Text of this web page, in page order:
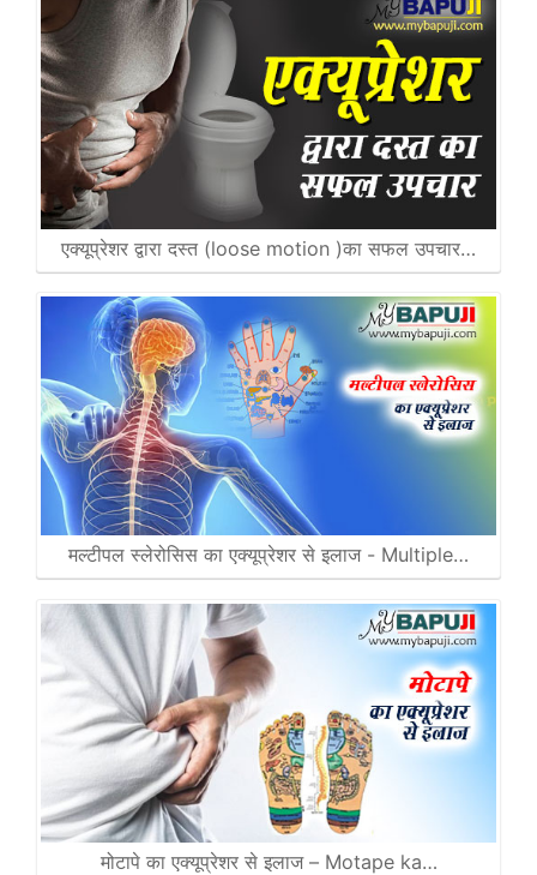
एक्यूप्रेशर द्वारा दस्त (loose motion )का सफल उपचार…
मल्टीपल स्लेरोसिस का एक्यूप्रेशर से इलाज - Multiple…
मोटापे का एक्यूप्रेशर से इलाज – Motape ka…